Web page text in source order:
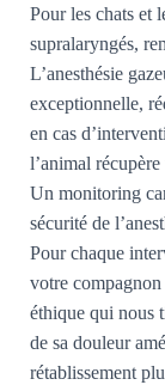
Pour les chats et
supralaryngés,
L’anesthésie
exceptionnelle,
en cas
l’animal
Un monitoring
sécurité de
Pour chaque
votre compagnon
éthique qui nous
de sa douleur
rétablissement